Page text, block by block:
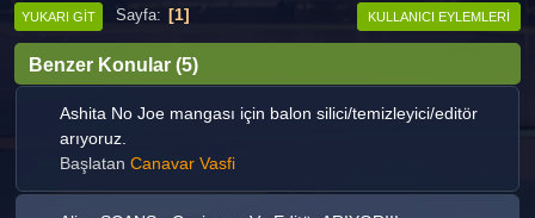
YUKARI GIT Sayfa 1 KULLANICI EYLEMLERI
Benzer Konular (5)
Ashita No Joe mangası için balon silici/temizleyici/editör
arıyoruz.
Başlatan Canavar Vasfi